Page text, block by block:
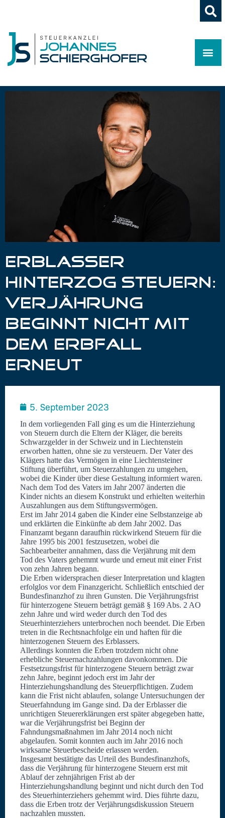
ERBLASSER
HINTERZOG STEUERN:
VERJÄHRUNG
BEGINNT NICHT MIT
DEM ERBFALL
ERNEUT
5. September 2023
In dem vorliegenden Fall ging es um die Hinterziehung
von Steuern durch die Eltern der Kläger, die bereits
Schwarzgelder in der Schweiz und in Liechtenstein
erworben hatten, ohne sie zu versteuern. Der Vater des
Klägers hatte das Vermögen in eine Liechtensteiner
Stiftung überführt, um Steuerzahlungen zu umgehen,
wobei die Kinder über diese Gestaltung informiert waren.
Nach dem Tod des Vaters im Jahr 2007 änderten die
Kinder nichts an diesem Konstrukt und erhielten weiterhin
Auszahlungen aus dem Stiftungsvermögen.
Erst im Jahr 2014 gaben die Kinder eine Selbstanzeige ab
und erklärten die Einkünfte ab dem Jahr 2002. Das
Finanzamt begann daraufhin rückwirkend Steuern für die
Jahre 1995 bis 2001 festzusetzen, wobei die
Sachbearbeiter annahmen, dass die Verjährung mit dem
Tod des Vaters gehemmt wurde und erneut mit einer Frist
von zehn Jahren begann.
Die Erben widersprachen dieser Interpretation und klagten
erfolglos vor dem Finanzgericht. Schließlich entschied der
Bundesfinanzhof zu ihren Gunsten. Die Verjährungsfrist
für hinterzogene Steuern beträgt gemäß § 169 Abs. 2 AO
zehn Jahre und wird weder durch den Tod des
Steuerhinterziehers unterbrochen noch beendet. Die Erben
treten in die Rechtsnachfolge ein und haften für die
hinterzogenen Steuern des Erblassers.
Allerdings konnten die Erben trotzdem nicht ohne
erhebliche Steuernachzahlungen davonkommen. Die
Festsetzungsfrist für hinterzogene Steuern beträgt zwar
zehn Jahre, beginnt jedoch erst im Jahr der
Hinterziehungshandlung des Steuerpflichtigen. Zudem
kann die Frist nicht ablaufen, solange Untersuchungen der
Steuerfahndung im Gange sind. Da der Erblasser die
unrichtigen Steuererklärungen erst später abgegeben hatte,
war die Verjährungsfrist bei Beginn der
Fahndungsmaßnahmen im Jahr 2014 noch nicht
abgelaufen. Somit konnten auch im Jahr 2016 noch
wirksame Steuerbescheide erlassen werden.
Insgesamt bestätigte das Urteil des Bundesfinanzhofs,
dass die Verjährung für hinterzogene Steuern erst mit
Ablauf der zehnjährigen Frist ab der
Hinterziehungshandlung beginnt und nicht durch den Tod
des Steuerhinterziehers gehemmt wird. Dies führte dazu,
dass die Erben trotz der Verjährungsdiskussion Steuern
nachzahlen mussten.